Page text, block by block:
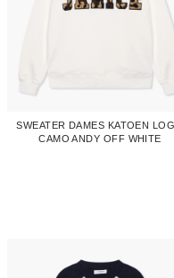
SWEATER DAMES KATOEN
CAMO ANDY OFF WHITE